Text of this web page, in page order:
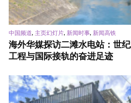
中国频道, 主页幻灯片, 新闻时事, 新闻高铁
海外华媒探访二滩水电站：世
工程与国际接轨的奋进足迹